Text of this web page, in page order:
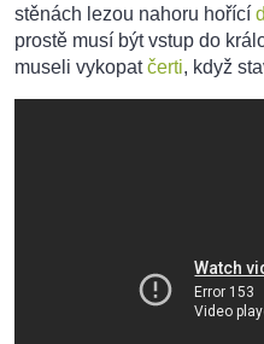
stěnách lezou nahoru hořící
prostě musí být vstup do
museli vykopatčerti, když